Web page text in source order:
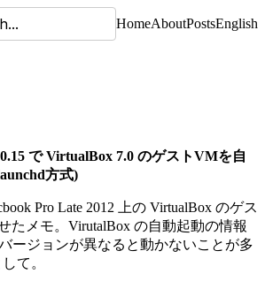
HomeAboutPostsEnglish
で VirtualBox 7.0 のゲストVMを自
方式)
Pro Late 2012 上の VirtualBox のゲス
たメモ。VirutalBox の自動起動の情報
ージョンが異なると動かないことが多
て。